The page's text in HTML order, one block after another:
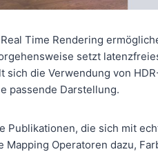
Time Rendering
setzt
sich die Verwendung von
passende Darstellung.
Publikationen, die sich mit
Mapping Operatoren dazu,